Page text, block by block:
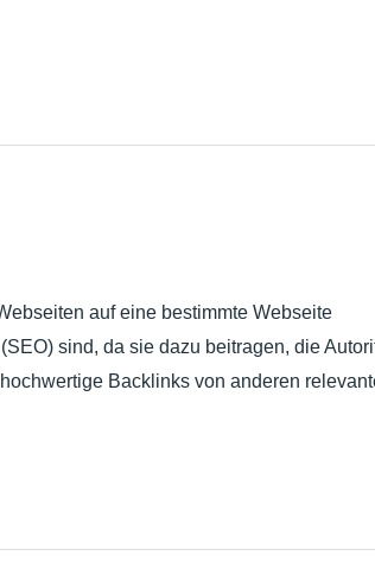
auf eine bestimmte Webseite
sind, da sie dazu beitragen, die
Backlinks von anderen